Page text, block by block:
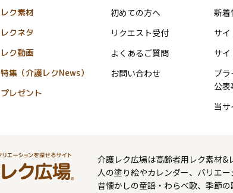
レク素材
レクネタ
レク動画
特集（介護レクNews）
プレゼント
初めての方へ
リクエスト受付
よくあるご質問
お問い合わせ
新着
サ
サ
プ
公表
当
介護レク広場は高齢者用レク素材&
人の塗り絵やカレンダー、バリエ
昔懐かしの童謡・わらべ歌、季節